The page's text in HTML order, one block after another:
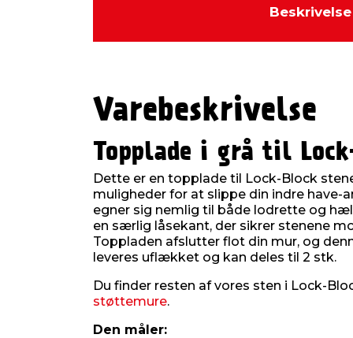
Beskrivelse
Varebeskrivelse
Topplade i grå til
Dette er en topplade til Lock-Block
muligheder for at slippe din indre have-
egner sig nemlig til både lodrette og
en særlig låsekant, der sikrer stenene
Toppladen afslutter flot din mur, og
leveres uflækket og kan deles til 2 stk.
Du finder resten af vores sten i Lock-
støttemure.
Den måler: